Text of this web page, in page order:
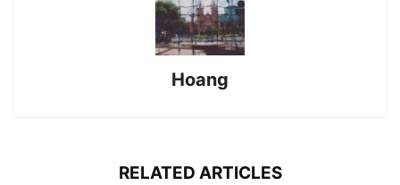
Hoang
RELATED ARTICLES